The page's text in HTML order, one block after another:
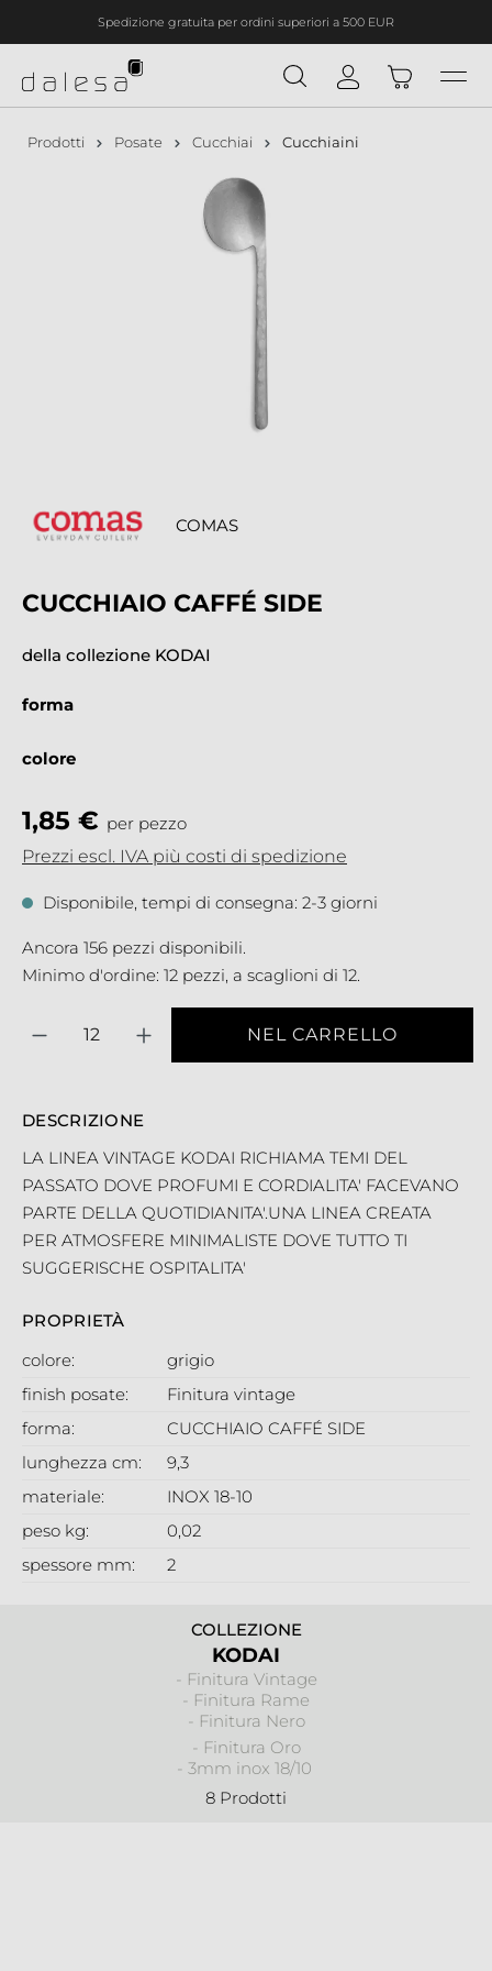
principaleSpedizione gratuita per ordini superiori a 500 EUR
COLLEZIONE
KODAI
- Finitura Vintage
- Finitura Rame
- Finitura Nero
- Finitura Oro
- 3mm inox 18/10
8 Prodotti
Prodotti Posate Cucchiai Cucchiaini
COMAS
CUCCHIAIO CAFFÉ SIDE
della collezione KODAI
1,85 € per pezzo
Prezzi escl. IVA più costi di spedizione
Disponibile, tempi di consegna: 2-3 giorni
Ancora 156 pezzi disponibili.
Minimo d'ordine: 12 pezzi, a scaglioni di 12.
forma
colore
NEL CARRELLO
DESCRIZIONE
LA LINEA VINTAGE KODAI RICHIAMA TEMI DEL
PASSATO DOVE PROFUMI E CORDIALITA' FACEVANO
PARTE DELLA QUOTIDIANITA'.UNA LINEA CREATA
PER ATMOSFERE MINIMALISTE DOVE TUTTO TI
SUGGERISCHE OSPITALITA'
PROPRIETÀ
colore:
grigio
finish posate:
Finitura vintage
forma:
CUCCHIAIO CAFFÉ SIDE
lunghezza cm:
9,3
materiale:
INOX 18-10
peso kg:
0,02
spessore mm:
2